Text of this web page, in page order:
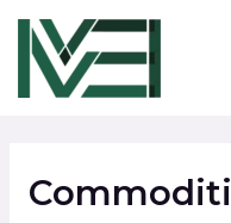
contenido
entradas